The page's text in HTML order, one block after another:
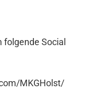
folgende Social
MKGHolst/